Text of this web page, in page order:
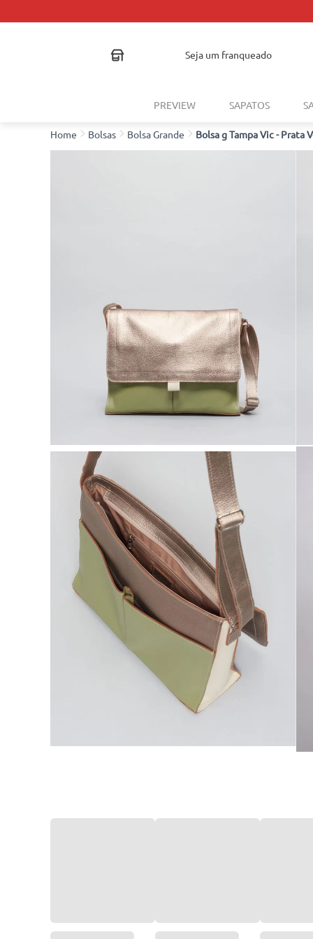
seja um franqueado
PREVIEW SAPATOS
Bolsas Bolsa Grande Bolsa g Tampa Vic - Prata